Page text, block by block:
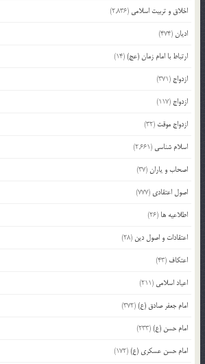
اخلاق و تربیت اسلامی (2,836)
ادیان(474)
ارتباط با امام زمان (عج)(14)
ازدواج (371)
ازدواج (117)
ازدواج موقت (32)
اسلام شناسی (2,661)
اصحاب و یاران(37)
اصول اعتقادی (777)
اطلاعیه ها (26)
اعتقادات و اصول دین (28)
اعتکاف (43)
اعیاد اسلامی (211)
امام جعفر صادق (ع)(372)
امام حسن (ع)(233)
امام حسن عسکری (ع)(172)